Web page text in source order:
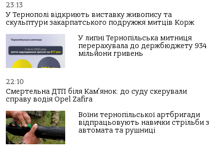
23:13
У Тернополі відкриють виставку живопису та
скульптури закарпатського подружжя митців Корж
У липні Тернопільська митниця
перерахувала до держбюджету 934
мільйони гривень
22:10
Смертельна ДТП біля Кам’янок: до суду скерували
справу водія Opel Zafira
Воїни тернопільської артбригади
відпрацьовують навички стрільби з
автомата та рушниці